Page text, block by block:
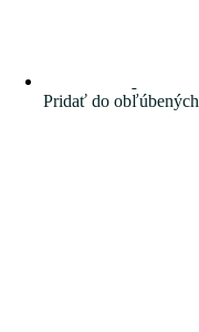
Pridať do obľúbených